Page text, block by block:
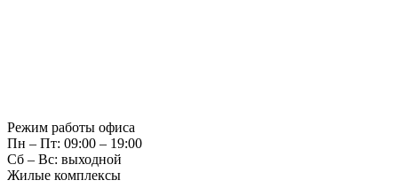
Режим работы офиса
Пн – Пт: 09:00 – 19:00
Сб – Вс: выходной
Жилые комплексы